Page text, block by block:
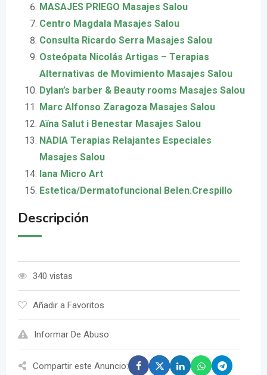
MASAJES PRIEGO Masajes Salou
Centro Magdala Masajes Salou
Consulta Ricardo Serra Masajes Salou
Osteópata Nicolás Artigas – Terapias
Alternativas de Movimiento Masajes Salou
Dylan’s barber & Beauty rooms Masajes Salou
Marc Alfonso Zaragoza Masajes Salou
Aïna Salut i Benestar Masajes Salou
NADIA Terapias Relajantes Especiales
Masajes Salou
Iana Micro Art
Estetica/Dermatofuncional Belen.Crespillo
Descripción
340 vistas
Añadir a Favoritos
Informar De Abuso
Compartir este Anuncio: